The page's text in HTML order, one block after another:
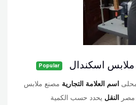
اسكندال Popular
اسم العلامة التجارية مصنع ملابس
مصر النقل يحدد حسب الكمية